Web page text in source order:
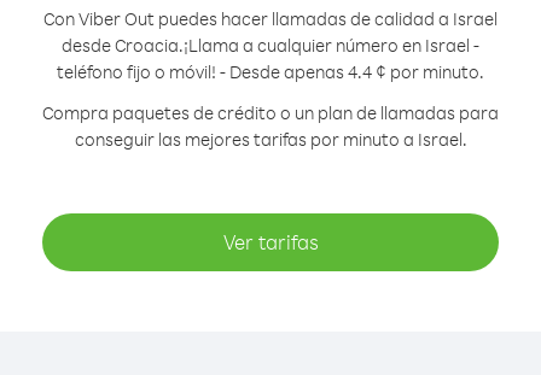
Con Viber Out puedes hacer llamadas de calidad a Israel
desde Croacia.¡Llama a cualquier número en Israel -
teléfono fijo o móvil! - Desde apenas 4.4 ¢ por minuto.
Compra paquetes de crédito o un plan de llamadas para
conseguir las mejores tarifas por minuto a Israel.
Ver tarifas